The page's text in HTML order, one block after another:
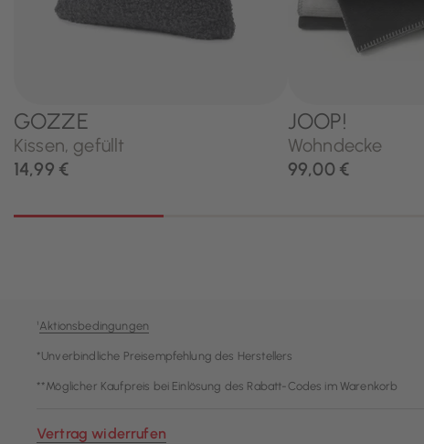
¹Aktionsbedingungen
*Unverbindliche Preisempfehlung des Herstellers
**Möglicher Kaufpreis bei Einlösung des Rabatt-Codes im Warenkorb
Vertrag widerrufen